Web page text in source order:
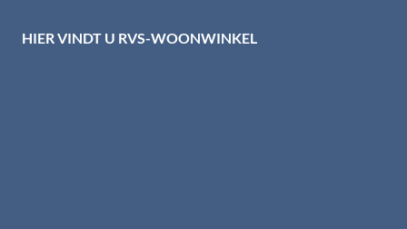
HIER VINDT U RVS-WOONWINKEL